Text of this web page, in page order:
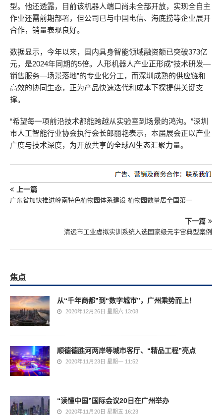
型。他还透露，目前该机器人端口尚未全部开放，实现全自主
作业还需前期部署，但公司已与中国电信、海底捞等企业展开
合作，销量表现良好。
数据显示，今年以来，国内具身智能领域融资额已突破373亿
元，是2024年同期的5倍。人形机器人产业正形成“技术研发—
销售服务—场景落地”的专业化分工，而深圳成熟的供应链和
高效的协同生态，正为产品快速迭代和成本下探提供关键支
撑。
“希望每一项前沿技术都能跨越从实验室到场景的鸿沟。”深圳
市人工智能行业协会执行会长郎丽艳表示，本届展会正以产业
广度与技术深度，为开放共享的全球AI生态汇聚力量。
上一篇
广东省加快推进岭南特色植物园体系建设 植物园数量居全国第一
下一篇
清远市工业虚拟实训系统入选国家级元宇宙典型案例
焦点
从“千年商都”到“数字城市”，广州乘势而上！
2020年12月26日 星期六 13:08
顺德德胜河两岸等城市客厅、“精品工程”亮点
2020年11月23日 星期一 11:52
“读懂中国”国际会议20日在广州举办
2020年11月20日 星期五 16:23